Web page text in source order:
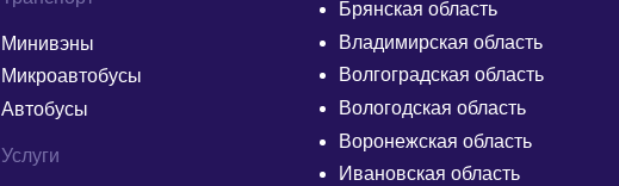
Минивэны
Микроавтобусы
Автобусы
Услуги
Брянская область
Владимирская область
Волгоградская область
Вологодская область
Воронежская область
Ивановская область